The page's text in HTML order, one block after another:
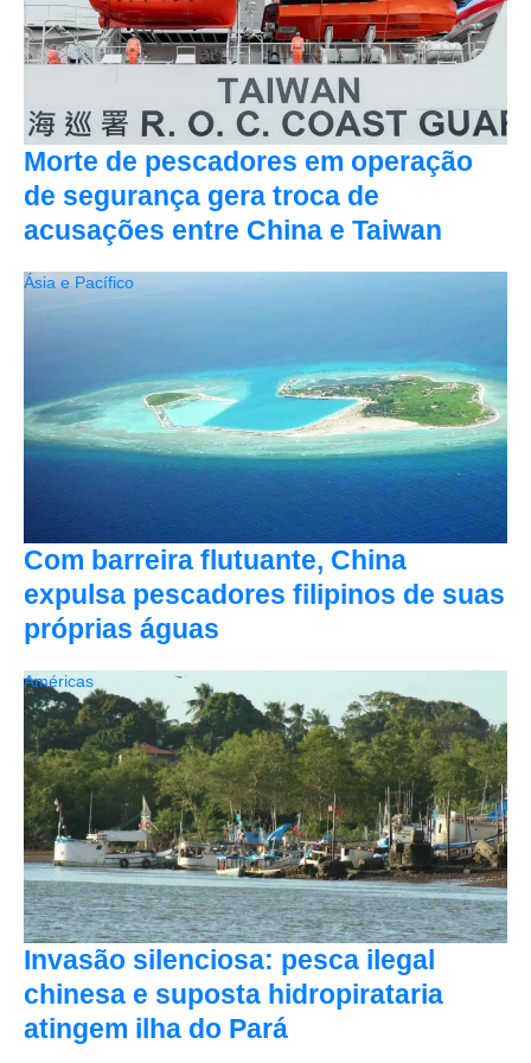
Morte de pescadores em operação
de segurança gera troca de
acusações entre China e Taiwan
Com barreira flutuante, China
expulsa pescadores filipinos de suas
próprias águas
Ásia e Pacífico
Invasão silenciosa: pesca ilegal
chinesa e suposta hidropirataria
atingem ilha do Pará
Américas